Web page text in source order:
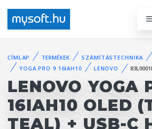
CÍMLAP TERMÉKEK SZÁMÍTÁSTECHNIKA
YOGA PRO 9 16IAH10
LENOVO
LENOVO YOGA
16IAH10 OLED
TEAL) + USB-C